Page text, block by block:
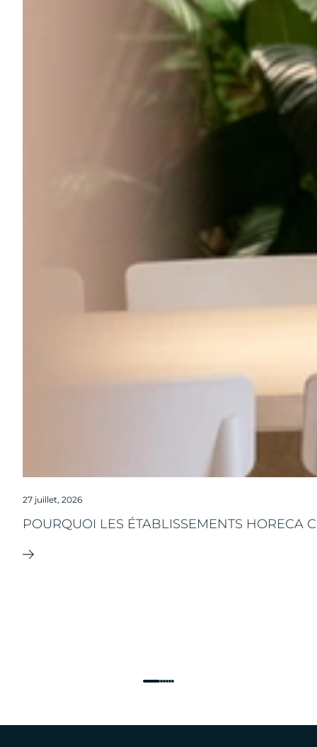
27 juillet, 2026
POURQUOI LES ÉTABLISSEMENTS HORECA